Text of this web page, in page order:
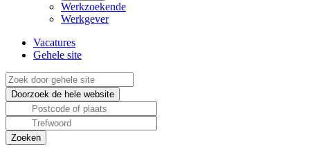
Werkzoekende
Werkgever
Vacatures
Gehele site